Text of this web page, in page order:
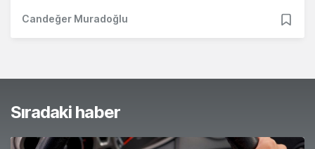
Candeğer Muradoğlu
Sıradaki haber